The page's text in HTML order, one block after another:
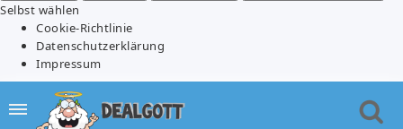
Selbst wählen
Cookie-Richtlinie
Datenschutzerklärung
Impressum